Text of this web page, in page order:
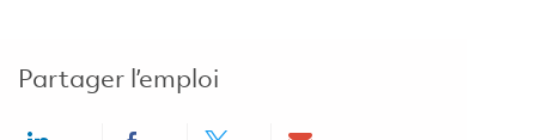
Partager l’emploi